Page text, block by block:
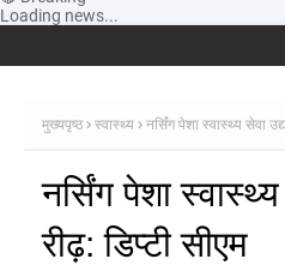
Loading news...
मुख्यपृष्ठ स्वास्थ्य नर्सिंग पेशा स्वास्थ्य सेवा
नर्सिंग पेशा
रीढ़: डिप्टी सीएम